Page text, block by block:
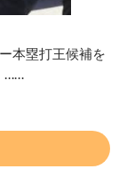
本塁打王候補を
……